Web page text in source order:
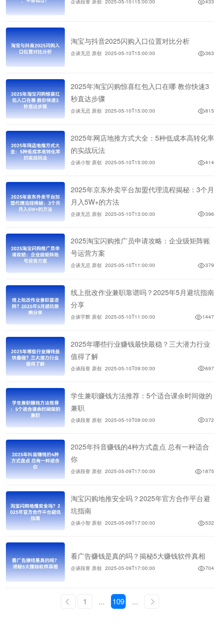
企谈段誉 原创 2025-05-10T15:00:00 433
淘宝与抖音2025闪购入口位置对比分析
企谈无忌 原创 2025-05-10T15:00:00 363
2025年淘宝闪购惊喜红包入口在哪 教你快速3
秒直达步骤
企谈无忌 原创 2025-05-10T15:00:00 815
2025年网店地推方式大全：5种低成本高转化率
的实战玩法
企谈小智 原创 2025-05-10T15:00:00 414
2025年京东外卖平台加盟代理流程揭秘：3个月
月入5W+的方法
企谈无忌 原创 2025-05-10T13:00:00 396
2025淘宝闪购推广员申请攻略：企业级矩阵账
号运营方案
企谈无忌 原创 2025-05-10T11:00:00 379
线上批改作业兼职靠谱吗？2025年5月避坑指南
分享
企谈宇辉 原创 2025-05-10T11:00:00 1447
2025年哪些行业赚钱最快最稳？三大潜力行业
值得了解
企谈段誉 原创 2025-05-10T09:00:00 697
学生兼职赚钱方法推荐：5个适合课余时间做的
兼职
企谈段誉 原创 2025-05-10T09:00:00 372
2025年抖音赚钱的4种方式盘点 总有一种适合
你
企谈段誉 原创 2025-05-09T17:00:00 1875
淘宝闪购地推安全吗？2025年官方合作平台避
坑指南
企谈小智 原创 2025-05-09T17:00:00 532
看广告赚钱是真的吗？揭秘5大赚钱软件真相
企谈段誉 原创 2025-05-09T17:00:00 704
1 ... 109 ...